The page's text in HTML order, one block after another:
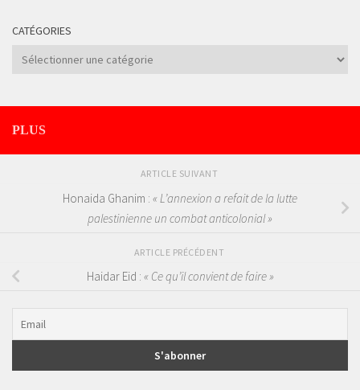
CATÉGORIES
Catégories
PLUS
ARTICLE SUIVANT
Honaida Ghanim : « L’annexion a refait de la lutte
palestinienne un combat anticolonial »
ARTICLE PRÉCÉDENT
Haidar Eid : « Ce qu’il convient de faire »